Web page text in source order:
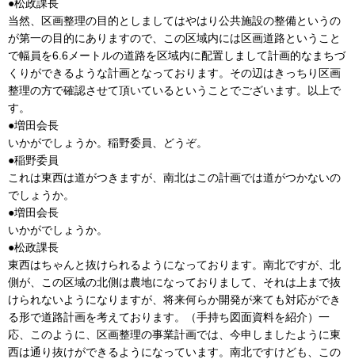
●松政課長
当然、区画整理の目的としましてはやはり公共施設の整備というの
が第一の目的にありますので、この区域内には区画道路ということ
で幅員を6.6メートルの道路を区域内に配置しまして計画的なまちづ
くりができるような計画となっております。その辺はきっちり区画
整理の方で確認させて頂いているということでございます。以上で
す。
●増田会長
いかがでしょうか。稲野委員、どうぞ。
●稲野委員
これは東西は道がつきますが、南北はこの計画では道がつかないの
でしょうか。
●増田会長
いかがでしょうか。
●松政課長
東西はちゃんと抜けられるようになっております。南北ですが、北
側が、この区域の北側は農地になっておりまして、それは上まで抜
けられないようになりますが、将来何らか開発が来ても対応ができ
る形で道路計画を考えております。（手持ち図面資料を紹介）一
応、このように、区画整理の事業計画では、今申しましたように東
西は通り抜けができるようになっています。南北ですけども、この